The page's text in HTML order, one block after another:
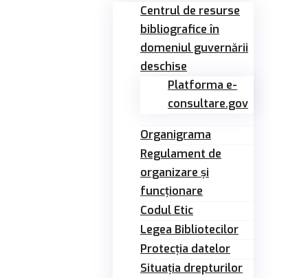
Centrul de resurse
bibliografice în
domeniul guvernării
deschise
Platforma e-
consultare.gov
Organigrama
Regulament de
organizare și
funcționare
Codul Etic
Legea Bibliotecilor
Protecția datelor
Situația drepturilor